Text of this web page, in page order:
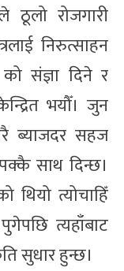
ठूलो रोजगारी
निरुत्साहन
को संज्ञा दिने र
भयौँ। जुन
ब्याजदर सहज
साथ दिन्छ।
त्योचाहिँ
त्यहाँबाट
सुधार हुन्छ।